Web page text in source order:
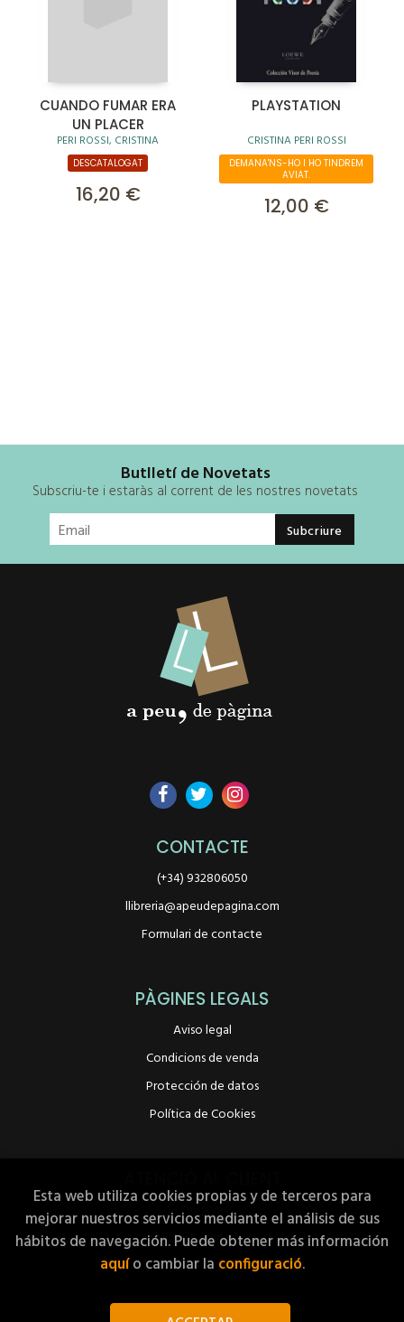
CUANDO FUMAR ERA
UN PLACER
PERI ROSSI, CRISTINA
DESCATALOGAT
16,20 €
PLAYSTATION
CRISTINA PERI ROSSI
DEMANA'NS-HO I HO TINDREM
AVIAT.
12,00 €
Butlletí de Novetats
Subscriu-te i estaràs al corrent de les nostres novetats
CONTACTE
(+34) 932806050
llibreria@apeudepagina.com
Formulari de contacte
PÀGINES LEGALS
Aviso legal
Condicions de venda
Protección de datos
Política de Cookies
Qui som
Pedidos especiales
Esta web utiliza cookies propias y de terceros para
mejorar nuestros servicios mediante el análisis de sus
hábitos de navegación. Puede obtener más información
aquío cambiar la configuració.